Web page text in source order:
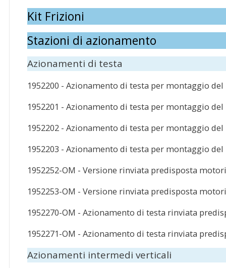
Kit Frizioni
Stazioni di azionamento
Azionamenti di testa
1952200 - Azionamento di testa per montaggio
1952201 - Azionamento di testa per montaggio
1952202 - Azionamento di testa per montaggio
1952203 - Azionamento di testa per montaggio
1952252-OM - Versione rinviata predisposta
1952253-OM - Versione rinviata predisposta
1952270-OM - Azionamento di testa rinviata
1952271-OM - Azionamento di testa rinviata
Azionamenti intermedi verticali